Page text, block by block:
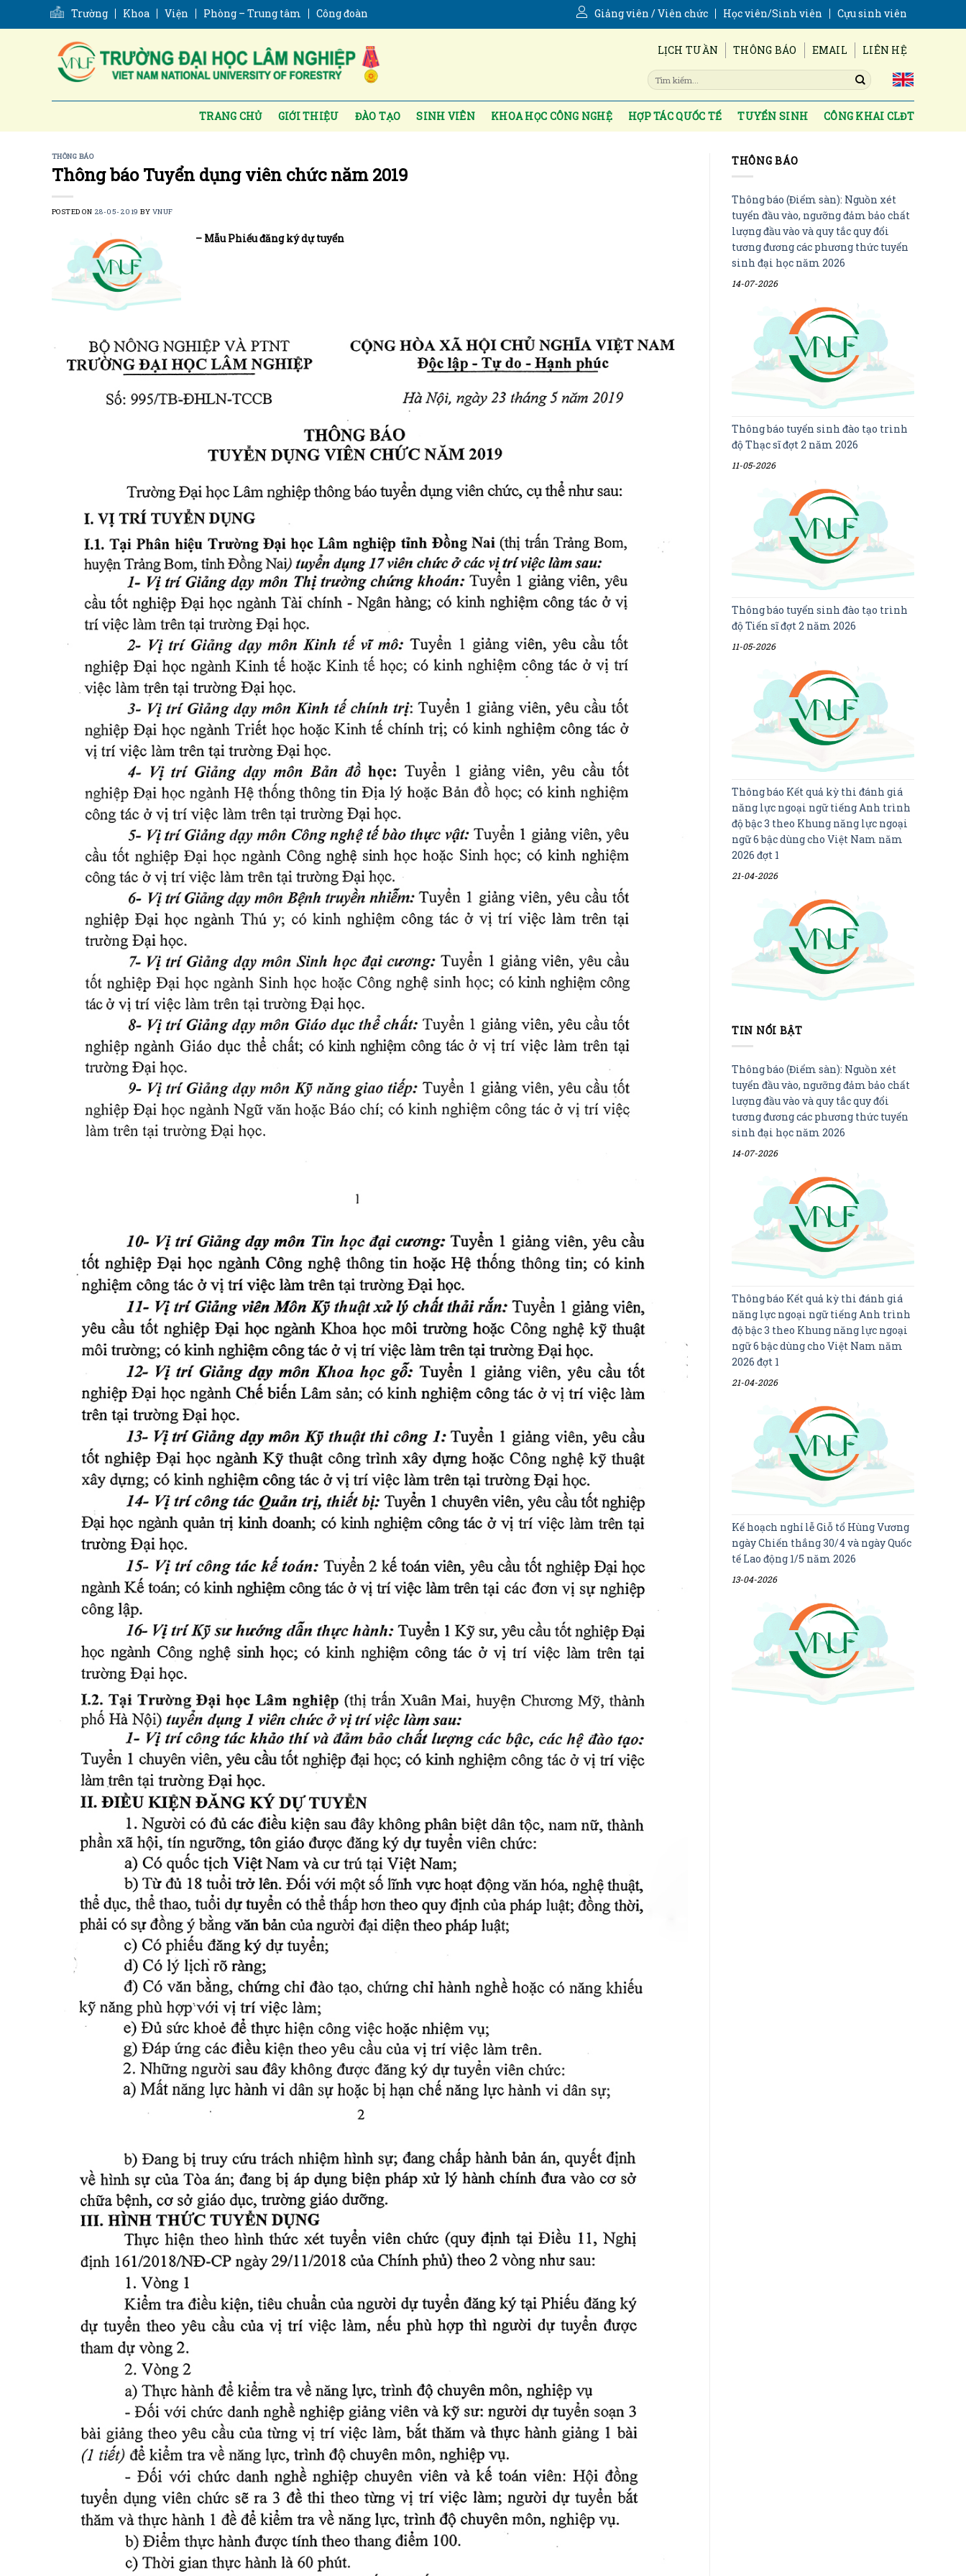
Trường Khoa Viện Phòng – Trung tâm Công đoàn Giảng viên / Viên chức Học viên/Sinh viên Cựu sinh viên
LỊCH TUẦN THÔNG BÁO EMAIL LIÊN HỆ
TRANG CHỦ GIỚI THIỆU ĐÀO TẠO SINH VIÊN KHOA HỌC CÔNG NGHỆ HỢP TÁC QUỐC TẾ TUYỂN SINH CÔNG KHAI CLĐT
THÔNG BÁO
Thông báo Tuyển dụng viên chức năm 2019
POSTED ON 28-05-2019 BY VNUF
– Mẫu Phiếu đăng ký dự tuyển
THÔNG BÁO
Thông báo (Điểm sàn): Nguồn xét
tuyển đầu vào, ngưỡng đảm bảo chất
lượng đầu vào và quy tắc quy đổi
tương đương các phương thức tuyển
sinh đại học năm 2026
14-07-2026
Thông báo tuyển sinh đào tạo trình
độ Thạc sĩ đợt 2 năm 2026
11-05-2026
Thông báo tuyển sinh đào tạo trình
độ Tiến sĩ đợt 2 năm 2026
11-05-2026
Thông báo Kết quả kỳ thi đánh giá
năng lực ngoại ngữ tiếng Anh trình
độ bậc 3 theo Khung năng lực ngoại
ngữ 6 bậc dùng cho Việt Nam năm
2026 đợt 1
21-04-2026
TIN NỔI BẬT
Thông báo (Điểm sàn): Nguồn xét
tuyển đầu vào, ngưỡng đảm bảo chất
lượng đầu vào và quy tắc quy đổi
tương đương các phương thức tuyển
sinh đại học năm 2026
14-07-2026
Thông báo Kết quả kỳ thi đánh giá
năng lực ngoại ngữ tiếng Anh trình
độ bậc 3 theo Khung năng lực ngoại
ngữ 6 bậc dùng cho Việt Nam năm
2026 đợt 1
21-04-2026
Kế hoạch nghỉ lễ Giỗ tổ Hùng Vương
ngày Chiến thắng 30/4 và ngày Quốc
tế Lao động 1/5 năm 2026
13-04-2026